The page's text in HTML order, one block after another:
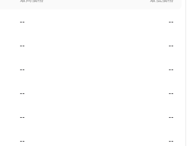
-- --
-- --
-- --
-- --
-- --
-- --